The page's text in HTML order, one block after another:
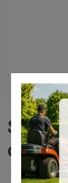
Scie
cm,